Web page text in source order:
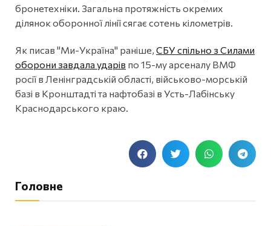
бронетехніки. Загальна протяжність окремих
ділянок оборонної лінії сягає сотень кілометрів.
Як писав "Ми-Україна" раніше, СБУ спільно з Силами
оборони завдала ударів по 15-му арсеналу ВМФ
росії в Ленінградській області, військово-морській
базі в Кронштадті та нафтобазі в Усть-Лабінську
Краснодарського краю.
Головне